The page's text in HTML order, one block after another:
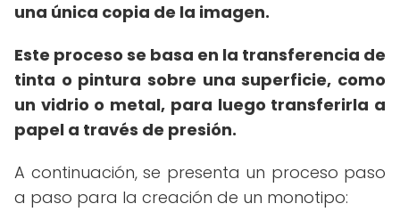
una única copia de la imagen.
Este proceso se basa en la transferencia de
tinta o pintura sobre una superficie, como
un vidrio o metal, para luego transferirla a
papel a través de presión.
A continuación, se presenta un proceso paso
a paso para la creación de un monotipo: